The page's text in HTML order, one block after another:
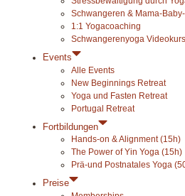
Schwangeren & Mama-
1:1 Yogacoaching
Schwangerenyoga Videokurs
Events
Alle Events
New Beginnings Retreat
Yoga und Fasten Retreat
Portugal Retreat
Fortbildungen
Hands-on & Alignment (15h)
The Power of Yin Yoga (15h)
Prä-und Postnatales Yoga
Preise